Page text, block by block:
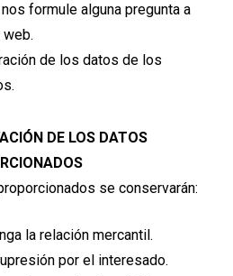
formule alguna pregunta a
de los datos de los
DE LOS DATOS
se conservarán:
la relación mercantil.
por el interesado.